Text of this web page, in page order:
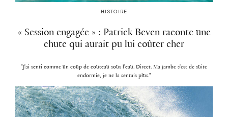
HISTOIRE
« Session engagée » : Patrick Beven raconte une
chute qui aurait pu lui coûter cher
"J'ai senti comme un coup de couteau sous l'eau. Direct. Ma jambe s'est de suite
endormie, je ne la sentais plus."